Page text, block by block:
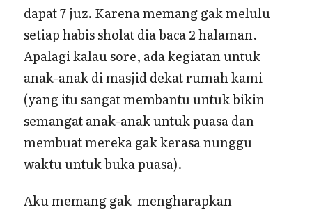
dapat 7 juz. Karena memang gak melulu
setiap habis sholat dia baca 2 halaman.
Apalagi kalau sore, ada kegiatan untuk
anak-anak di masjid dekat rumah kami
(yang itu sangat membantu untuk bikin
semangat anak-anak untuk puasa dan
membuat mereka gak kerasa nunggu
waktu untuk buka puasa).
Aku memang gak mengharapkan